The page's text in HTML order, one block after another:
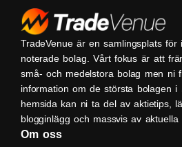
TradeVenue är en samlingsplats för
noterade bolag. Vårt fokus är att
små- och medelstora bolag men ni
information om de största bolagen i
hemsida kan ni ta del av aktietips,
blogginlägg och massvis av aktuella
Om oss